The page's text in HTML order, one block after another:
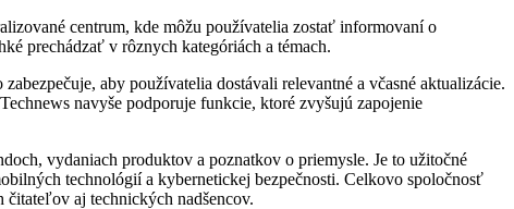
centrum, kde môžu používatelia zostať informovaní o
prechádzať v rôznych kategóriách a témach.
aby používatelia dostávali relevantné a včasné aktualizácie.
navyše podporuje funkcie, ktoré zvyšujú zapojenie
vydaniach produktov a poznatkov o priemysle. Je to užitočné
technológií a kybernetickej bezpečnosti. Celkovo spoločnosť
čitateľov aj technických nadšencov.